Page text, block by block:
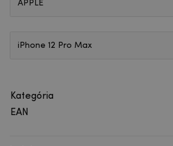
APPLE
iPhone 12 Pro Max
Kategória
EAN